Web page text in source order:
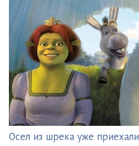
Осел из шрека уже приехали